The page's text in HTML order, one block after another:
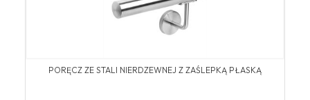
PORĘCZ ZE STALI NIERDZEWNEJ Z ZAŚLEPKĄ PŁASKĄ